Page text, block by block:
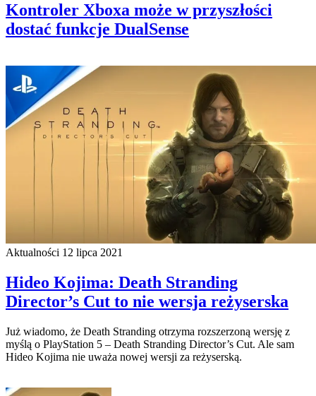
Kontroler Xboxa może w przyszłości
dostać funkcje DualSense
Aktualności 12 lipca 2021
Hideo Kojima: Death Stranding
Director’s Cut to nie wersja reżyserska
Już wiadomo, że Death Stranding otrzyma rozszerzoną wersję z
myślą o PlayStation 5 – Death Stranding Director’s Cut. Ale sam
Hideo Kojima nie uważa nowej wersji za reżyserską.